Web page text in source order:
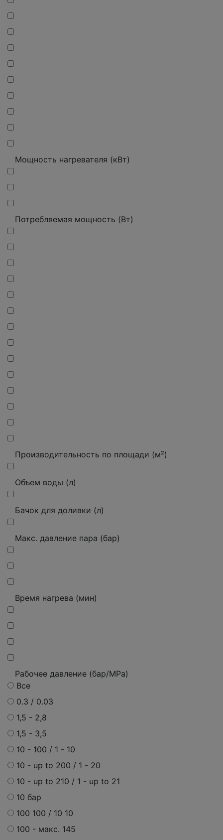
Мощность нагревателя (кВт)
Потребляемая мощность (Вт)
Производительность по площади (м²)
Объем воды (л)
Бачок для доливки (л)
Макс. давление пара (бар)
Время нагрева (мин)
Рабочее давление (бар/MPa)
Все
0.3 / 0.03
1,5 - 2,8
1,5 - 3,5
10 - 100 / 1 - 10
10 - up to 200 / 1 - 20
10 - up to 210 / 1 - up to 21
10 бар
100 100 / 10 10
100 - макс. 145